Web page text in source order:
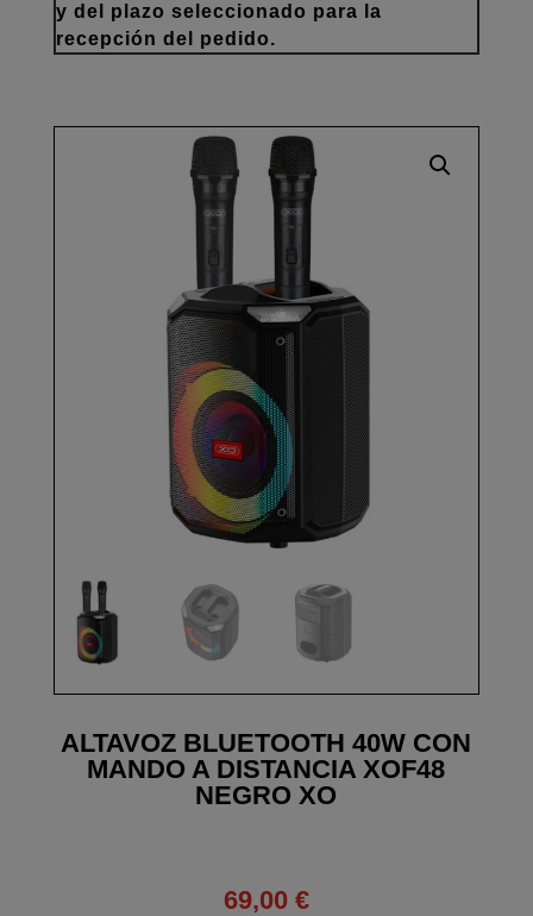
y del plazo seleccionado para la
recepción del pedido.
ALTAVOZ BLUETOOTH 40W CON
MANDO A DISTANCIA XOF48
NEGRO XO
69,00 €